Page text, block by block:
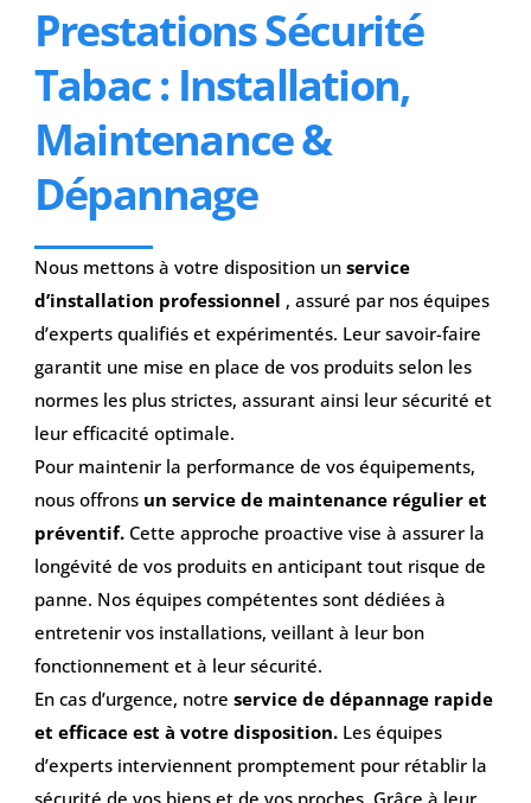
Prestations Sécurité
Tabac : Installation,
Maintenance &
Dépannage
Nous mettons à votre disposition un service
d’installation professionnel , assuré par nos équipes
d’experts qualifiés et expérimentés. Leur savoir-faire
garantit une mise en place de vos produits selon les
normes les plus strictes, assurant ainsi leur sécurité et
leur efficacité optimale.
Pour maintenir la performance de vos équipements,
nous offrons un service de maintenance régulier et
préventif. Cette approche proactive vise à assurer la
longévité de vos produits en anticipant tout risque de
panne. Nos équipes compétentes sont dédiées à
entretenir vos installations, veillant à leur bon
fonctionnement et à leur sécurité.
En cas d’urgence, notre service de dépannage rapide
et efficace est à votre disposition. Les équipes
d’experts interviennent promptement pour rétablir la